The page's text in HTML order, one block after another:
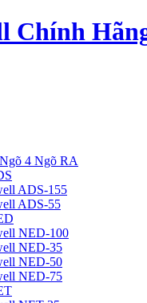
4 Ngõ RA
ADS-155
ADS-55
NED-100
NED-35
NED-50
NED-75